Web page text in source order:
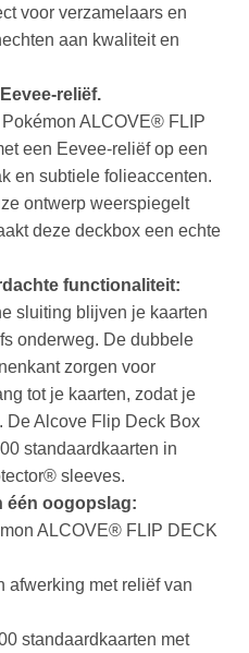
voor verzamelaars en
aan kwaliteit en
reliëf.
ALCOVE® FLIP
een Eevee-reliëf op een
en subtiele folieaccenten.
ontwerp weerspiegelt
deze deckbox een echte
functionaliteit:
sluiting blijven je kaarten
onderweg. De dubbele
zorgen voor
tot je kaarten, zodat je
De Alcove Flip Deck Box
standaardkaarten in
sleeves.
één oogopslag:
ALCOVE® FLIP DECK
afwerking met reliëf van
standaardkaarten met